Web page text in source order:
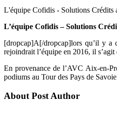
L'équipe Cofidis - Solutions Crédits
L’équipe Cofidis – Solutions
[dropcap]A[/dropcap]lors qu’il y a
rejoindrait l’équipe en 2016, il
En provenance de l’AVC Aix-en-
podiums au Tour des Pays de
About Post Author